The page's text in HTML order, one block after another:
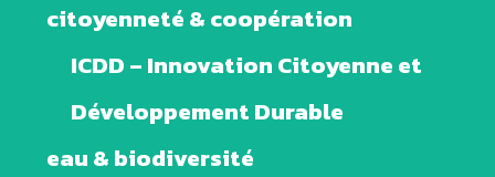
citoyenneté & coopération
ICDD – Innovation Citoyenne et
Développement Durable
eau & biodiversité